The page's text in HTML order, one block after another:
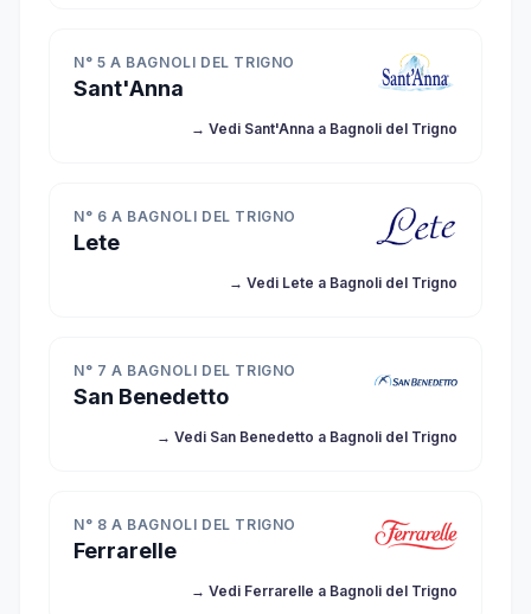
N° 5 A BAGNOLI DEL TRIGNO
Sant'Anna
→ Vedi Sant'Anna a Bagnoli del Trigno
N° 6 A BAGNOLI DEL TRIGNO
Lete
→ Vedi Lete a Bagnoli del Trigno
N° 7 A BAGNOLI DEL TRIGNO
San Benedetto
→ Vedi San Benedetto a Bagnoli del Trigno
N° 8 A BAGNOLI DEL TRIGNO
Ferrarelle
→ Vedi Ferrarelle a Bagnoli del Trigno